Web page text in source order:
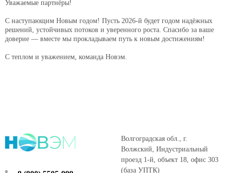
Уважаемые партнёры!
С наступающим Новым годом! Пусть 2026-й будет годом надёжных
решений, устойчивых потоков и уверенного роста. Спасибо за ваше
доверие — вместе мы прокладываем путь к новым достижениям!
С теплом и уважением, команда Новэм.
Волгоградская обл., г.
Волжский, Индустриальный
проезд 1-й, объект 18, офис 303
(база УПТК)